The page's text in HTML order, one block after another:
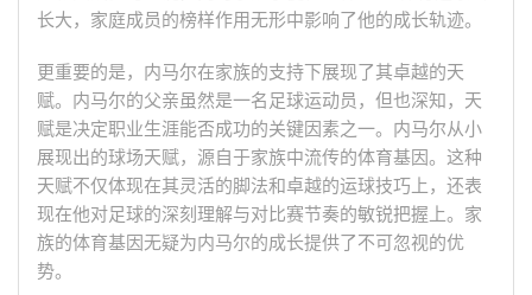
长大，家庭成员的榜样作用无形中影响了他的成长轨迹。
更重要的是，内马尔在家族的支持下展现了其卓越的天
赋。内马尔的父亲虽然是一名足球运动员，但也深知，天
赋是决定职业生涯能否成功的关键因素之一。内马尔从小
展现出的球场天赋，源自于家族中流传的体育基因。这种
天赋不仅体现在其灵活的脚法和卓越的运球技巧上，还表
现在他对足球的深刻理解与对比赛节奏的敏锐把握上。家
族的体育基因无疑为内马尔的成长提供了不可忽视的优
势。